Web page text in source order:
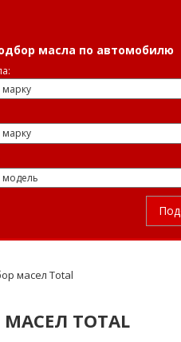
масла по автомобилю
масел Total
TOTAL